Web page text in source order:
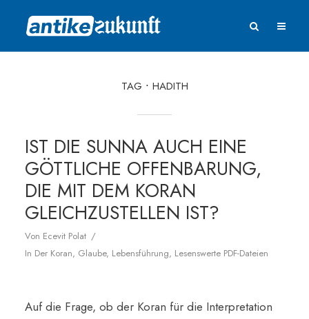
TAG HADITH
IST DIE SUNNA AUCH EINE
GÖTTLICHE OFFENBARUNG,
DIE MIT DEM KORAN
GLEICHZUSTELLEN IST?
Von Ecevit Polat
In Der Koran, Glaube, Lebensführung, Lesenswerte PDF-Dateien
Auf die Frage, ob der Koran für die Interpretation